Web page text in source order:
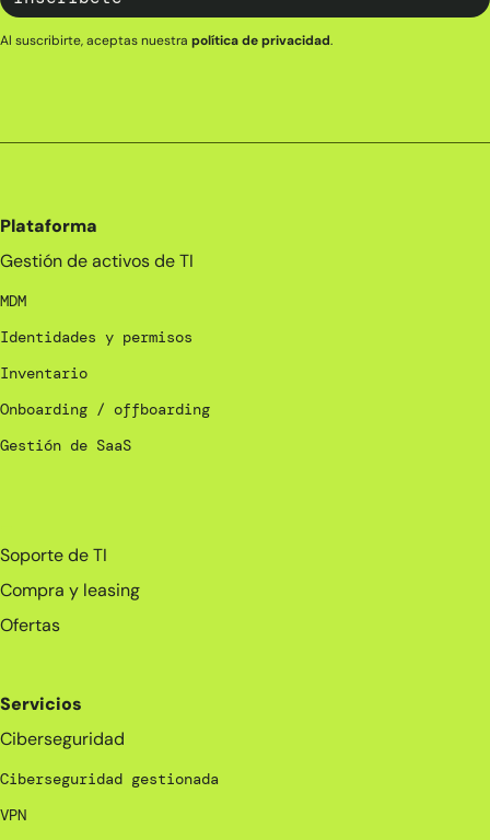
Al suscribirte, aceptas nuestra política de privacidad.
Plataforma
Gestión de activos de TI
MDM
Identidades y permisos
Inventario
Onboarding / offboarding
Gestión de SaaS
Soporte de TI
Compra y leasing
Ofertas
Servicios
Ciberseguridad
Ciberseguridad gestionada
VPN